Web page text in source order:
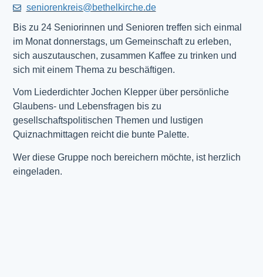
seniorenkreis@bethelkirche.de
Bis zu 24 Seniorinnen und Senioren treffen sich einmal
im Monat donnerstags, um Gemeinschaft zu erleben,
sich auszutauschen, zusammen Kaffee zu trinken und
sich mit einem Thema zu beschäftigen.
Vom Liederdichter Jochen Klepper über persönliche
Glaubens- und Lebensfragen bis zu
gesellschaftspolitischen Themen und lustigen
Quiznachmittagen reicht die bunte Palette.
Wer diese Gruppe noch bereichern möchte, ist herzlich
eingeladen.